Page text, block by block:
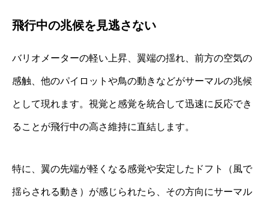
飛行中の兆候を見逃さない
バリオメーターの軽い上昇、翼端の揺れ、前方の空気の
感触、他のパイロットや鳥の動きなどがサーマルの兆候
として現れます。視覚と感覚を統合して迅速に反応でき
ることが飛行中の高さ維持に直結します。
特に、翼の先端が軽くなる感覚や安定したドフト（風で
揺らされる動き）が感じられたら、その方向にサーマル